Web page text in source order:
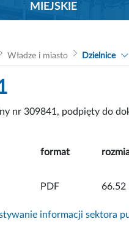
MIEJSKIE
Władze i miasto Dzielnice
nr 309841, podpięty do
format
ZAŁĄCZNIK
PDF 66.52
informacji sektora